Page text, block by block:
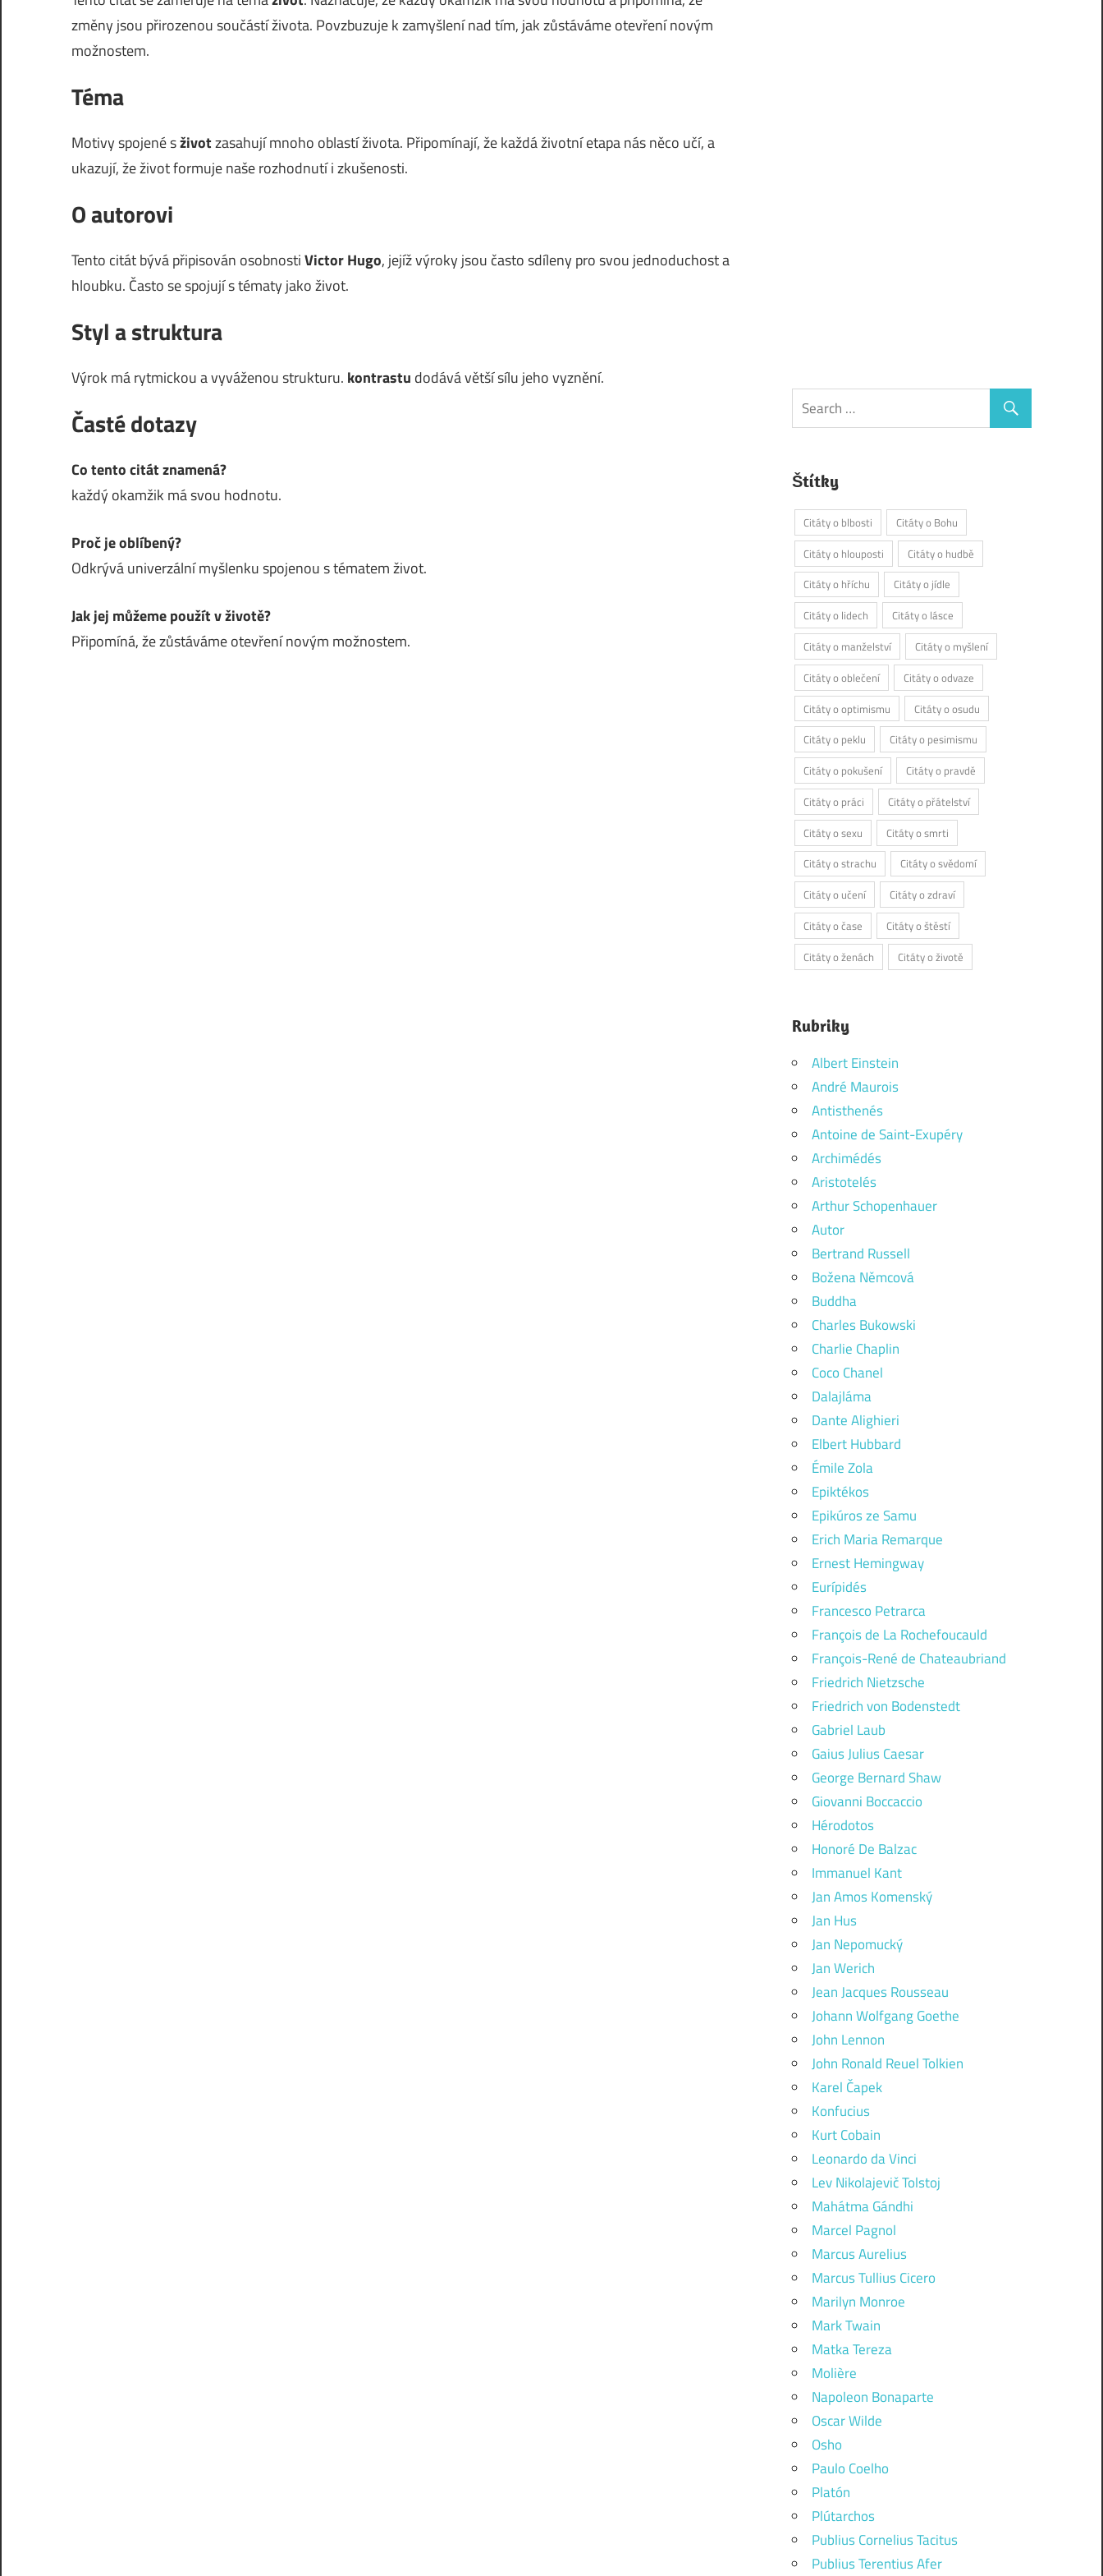
změny jsou přirozenou součástí života. Povzbuzuje k zamyšlení nad tím, jak zůstáváme otevření novým
možnostem.
Téma
Motivy spojené sživotzasahují mnoho oblastí života. Připomínají, že každá životní etapa nás něco učí, a
ukazují, že život formuje naše rozhodnutí i zkušenosti.
O autorovi
Tento citát bývá připisován osobnostiVictor Hugo, jejíž výroky jsou často sdíleny pro svou jednoduchost a
hloubku. Často se spojují s tématy jako život.
Styl a struktura
Výrok má rytmickou a vyváženou strukturu. kontrastu dodává větší sílu jeho vyznění.
Časté dotazy
Co tento citát znamená?
každý okamžik má svou hodnotu.
Proč je oblíbený?
Odkrývá univerzální myšlenku spojenou s tématem život.
Jak jej můžeme použít v životě?
Připomíná, že zůstáváme otevření novým možnostem.
Štítky
Citáty o blbosti
Citáty o Bohu
Citáty o hlouposti
Citáty o hudbě
Citáty o hříchu
Citáty o jídle
Citáty o lidech
Citáty o lásce
Citáty o manželství
Citáty o myšlení
Citáty o oblečení
Citáty o odvaze
Citáty o optimismu
Citáty o osudu
Citáty o peklu
Citáty o pesimismu
Citáty o pokušení
Citáty o pravdě
Citáty o práci
Citáty o přátelství
Citáty o sexu
Citáty o smrti
Citáty o strachu
Citáty o svědomí
Citáty o učení
Citáty o zdraví
Citáty o čase
Citáty o štěstí
Citáty o ženách
Citáty o životě
Rubriky
Albert Einstein
André Maurois
Antisthenés
Antoine de Saint-Exupéry
Archimédés
Aristotelés
Arthur Schopenhauer
Autor
Bertrand Russell
Božena Němcová
Buddha
Charles Bukowski
Charlie Chaplin
Coco Chanel
Dalajláma
Dante Alighieri
Elbert Hubbard
Émile Zola
Epiktékos
Epikúros ze Samu
Erich Maria Remarque
Ernest Hemingway
Eurípidés
Francesco Petrarca
François de La Rochefoucauld
François-René de Chateaubriand
Friedrich Nietzsche
Friedrich von Bodenstedt
Gabriel Laub
Gaius Julius Caesar
George Bernard Shaw
Giovanni Boccaccio
Hérodotos
Honoré De Balzac
Immanuel Kant
Jan Amos Komenský
Jan Hus
Jan Nepomucký
Jan Werich
Jean Jacques Rousseau
Johann Wolfgang Goethe
John Lennon
John Ronald Reuel Tolkien
Karel Čapek
Konfucius
Kurt Cobain
Leonardo da Vinci
Lev Nikolajevič Tolstoj
Mahátma Gándhi
Marcel Pagnol
Marcus Aurelius
Marcus Tullius Cicero
Marilyn Monroe
Mark Twain
Matka Tereza
Molière
Napoleon Bonaparte
Oscar Wilde
Osho
Paulo Coelho
Platón
Plútarchos
Publius Cornelius Tacitus
Publius Terentius Afer